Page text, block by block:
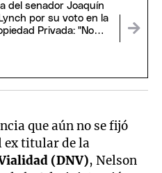
del senador Joaquín
por su voto en la
Privada: "No
que aún no se fijó
ex titular de la
(DNV), Nelson